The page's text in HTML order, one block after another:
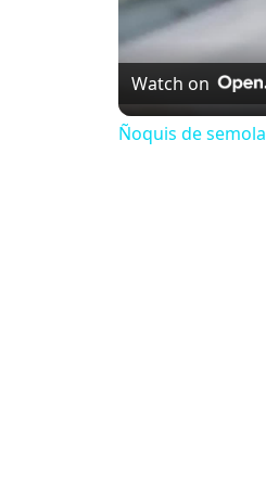
Watch on
Ñoquis de semola